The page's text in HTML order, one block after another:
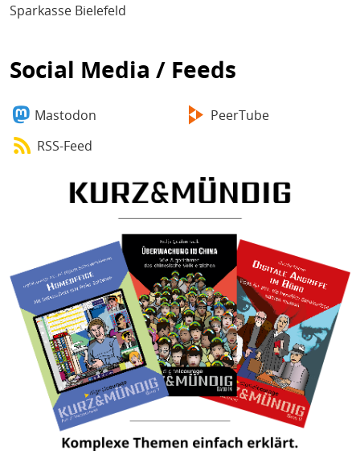
Sparkasse Bielefeld
Social Media / Feeds
Mastodon
PeerTube
RSS-Feed